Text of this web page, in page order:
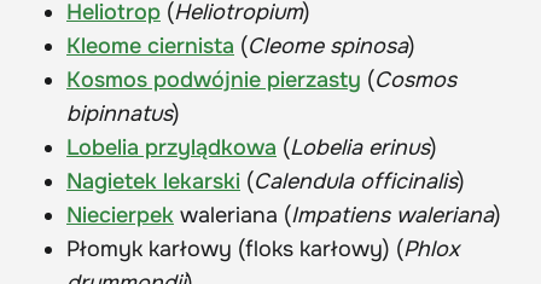
Heliotrop (Heliotropium)
Kleome ciernista (Cleome spinosa)
Kosmos podwójnie pierzasty (Cosmos
bipinnatus)
Lobelia przylądkowa (Lobelia erinus)
Nagietek lekarski (Calendula officinalis)
Niecierpek waleriana (Impatiens waleriana)
Płomyk karłowy (floks karłowy) (Phlox